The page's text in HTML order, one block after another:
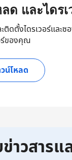
ด และไดรเ
ติดตั้งไดรเวอร์และ
ของคุณ
น์โหลด
าวสาร